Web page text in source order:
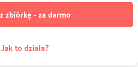
zbiórkę - za darmo
Jak to działa?